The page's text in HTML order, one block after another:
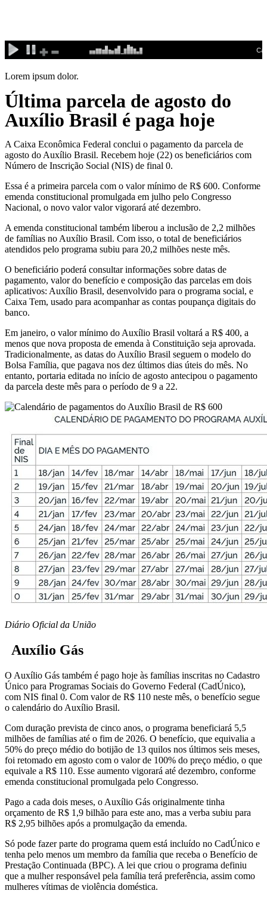
conteúdo
Lorem ipsum dolor.
Última parcela de agosto do
Auxílio Brasil é paga hoje
A Caixa Econômica Federal conclui o pagamento da parcela de
agosto do Auxílio Brasil. Recebem hoje (22) os beneficiários com
Número de Inscrição Social (NIS) de final 0.
Essa é a primeira parcela com o valor mínimo de R$ 600. Conforme
emenda constitucional promulgada em julho pelo Congresso
Nacional, o novo valor valor vigorará até dezembro.
A emenda constitucional também liberou a inclusão de 2,2 milhões
de famílias no Auxílio Brasil. Com isso, o total de beneficiários
atendidos pelo programa subiu para 20,2 milhões neste mês.
O beneficiário poderá consultar informações sobre datas de
pagamento, valor do benefício e composição das parcelas em dois
aplicativos: Auxílio Brasil, desenvolvido para o programa social, e
Caixa Tem, usado para acompanhar as contas poupança digitais do
banco.
Em janeiro, o valor mínimo do Auxílio Brasil voltará a R$ 400, a
menos que nova proposta de emenda à Constituição seja aprovada.
Tradicionalmente, as datas do Auxílio Brasil seguem o modelo do
Bolsa Família, que pagava nos dez últimos dias úteis do mês. No
entanto, portaria editada no início de agosto antecipou o pagamento
da parcela deste mês para o período de 9 a 22.
Diário Oficial da União
Auxílio Gás
O Auxílio Gás também é pago hoje às famílias inscritas no Cadastro
Único para Programas Sociais do Governo Federal (CadÚnico),
com NIS final 0. Com valor de R$ 110 neste mês, o benefício segue
o calendário do Auxílio Brasil.
Com duração prevista de cinco anos, o programa beneficiará 5,5
milhões de famílias até o fim de 2026. O benefício, que equivalia a
50% do preço médio do botijão de 13 quilos nos últimos seis meses,
foi retomado em agosto com o valor de 100% do preço médio, o que
equivale a R$ 110. Esse aumento vigorará até dezembro, conforme
emenda constitucional promulgada pelo Congresso.
Pago a cada dois meses, o Auxílio Gás originalmente tinha
orçamento de R$ 1,9 bilhão para este ano, mas a verba subiu para
R$ 2,95 bilhões após a promulgação da emenda.
Só pode fazer parte do programa quem está incluído no CadÚnico e
tenha pelo menos um membro da família que receba o Benefício de
Prestação Continuada (BPC). A lei que criou o programa definiu
que a mulher responsável pela família terá preferência, assim como
mulheres vítimas de violência doméstica.